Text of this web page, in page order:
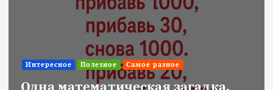
Интересное Полезное Самое разное
Одна математическая загадка,